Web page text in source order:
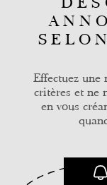
Effectuez une
critères et ne
en vous